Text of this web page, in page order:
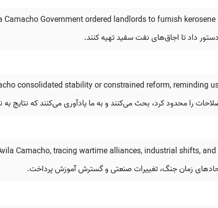
Government ordered landlords to furnish
داد تا اجاق‌های نفت سفید تهیه کنند.
consolidated stability or constrained reform, reminding
اصلاحات را محدود کرد، بحث می‌کنند و به ما یادآوری می‌کنند که
Camacho, tracing wartime alliances, industrial shifts,
زمان جنگ، تغییرات صنعتی و گسترش آموزش پرداخت.